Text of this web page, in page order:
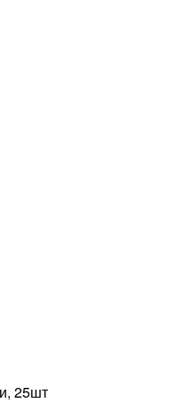
25шт